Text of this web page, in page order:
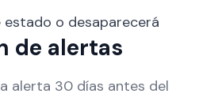
o desaparecerá
de alertas
alerta 30 días antes del